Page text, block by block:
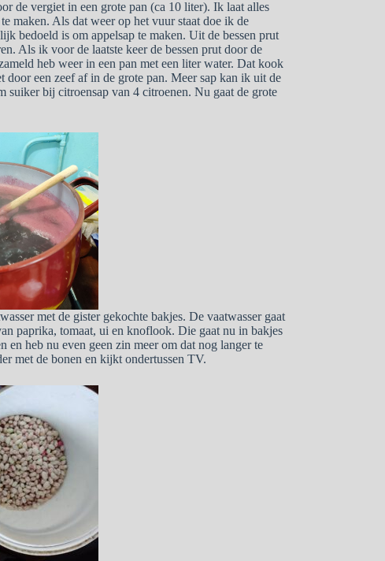
de vergiet in een grote pan (ca 10 liter). Ik laat alles
maken. Als dat weer op het vuur staat doe ik de
bedoeld is om appelsap te maken. Uit de bessen prut
Als ik voor de laatste keer de bessen prut door de
heb weer in een pan met een liter water. Dat kook
een zeef af in de grote pan. Meer sap kan ik uit de
suiker bij citroensap van 4 citroenen. Nu gaat de grote
met de gister gekochte bakjes. De vaatwasser gaat
paprika, tomaat, ui en knoflook. Die gaat nu in bakjes
en heb nu even geen zin meer om dat nog langer te
met de bonen en kijkt ondertussen TV.